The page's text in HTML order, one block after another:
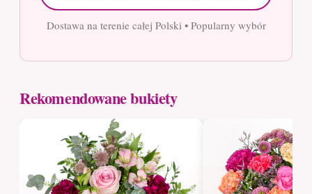
Dostawa na terenie całej Polski • Popularny wybór
Rekomendowane bukiety